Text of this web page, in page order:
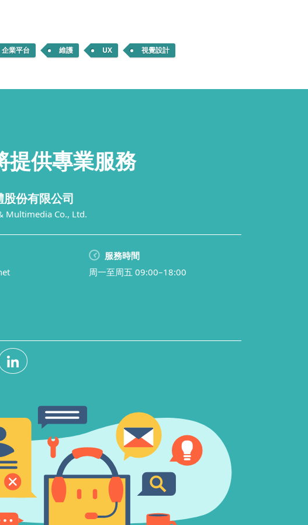
企業平台 維護 UX 視覺設計
提供專業服務
份有限公司
Multimedia Co., Ltd.
服務時間
周一至周五 09:00–18:00